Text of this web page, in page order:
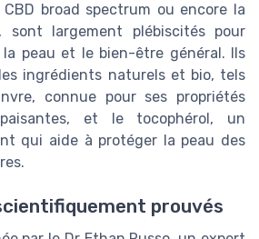
CBD broad spectrum ou encore la
sont largement plébiscités pour
la peau et le bien-être général. Ils
ingrédients naturels et bio, tels
connue pour ses propriétés
et le tocophérol, un
qui aide à protéger la peau des
prouvés